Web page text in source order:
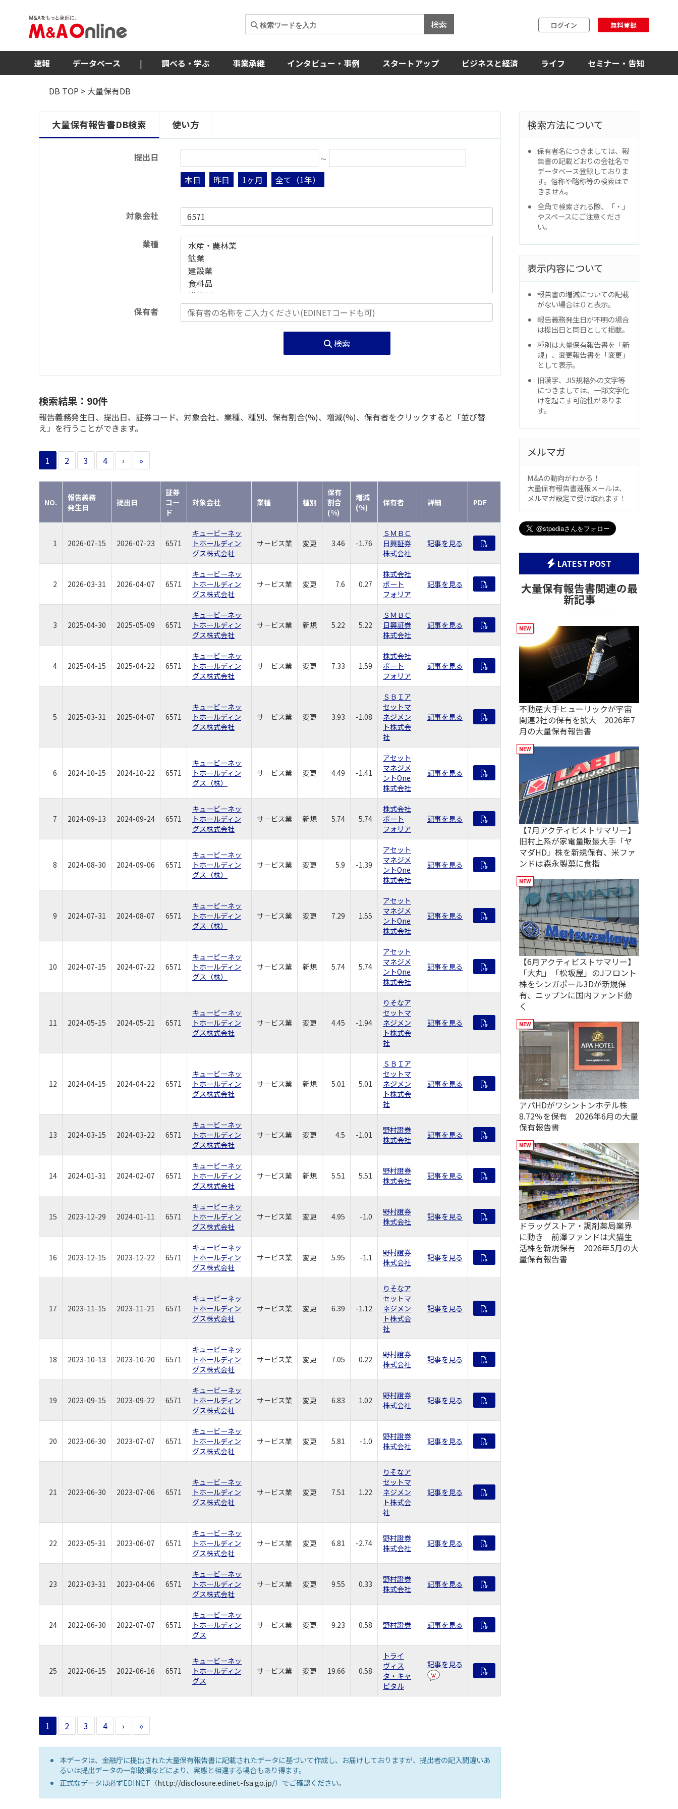
検索 ログイン 無料登録
速報 データベース | 調べる・学ぶ 事業承継 インタビュー・事例 スタートアップ ビジネスと経済 ライフ セミナー・告知
DB TOP > 大量保有DB
大量保有報告書DB検索 使い方
提出日
∼
本日
昨日 1ヶ月 全て（1年）
対象会社
業種
保有者
検索
検索結果：90件
報告義務発生日、提出日、証券コード、対象会社、業種、種別、保有割合(%)、増減(%)、保有者をクリックすると「並び替
え」を行うことができます。
1 2 3 4 › »
NO.
報告義務
発生日
提出日
証券
コー
ド
対象会社 業種 種別
保有
割合
(%)
増減
(%)
保有者 詳細 PDF
1 2026-07-15 2026-07-23 6571
キュービーネッ
トホールディン
グス株式会社
サ－ビス業 変更 3.46 -1.76
ＳＭＢＣ
日興証券
株式会社
記事を見る
2 2026-03-31 2026-04-07 6571
キュービーネッ
トホールディン
グス株式会社
サ－ビス業 変更 7.6 0.27
株式会社
ポート
フォリア
記事を見る
3 2025-04-30 2025-05-09 6571
キュービーネッ
トホールディン
グス株式会社
サ－ビス業 新規 5.22 5.22
ＳＭＢＣ
日興証券
株式会社
記事を見る
4 2025-04-15 2025-04-22 6571
キュービーネッ
トホールディン
グス株式会社
サ－ビス業 変更 7.33 1.59
株式会社
ポート
フォリア
記事を見る
5 2025-03-31 2025-04-07 6571
キュービーネッ
トホールディン
グス株式会社
サ－ビス業 変更 3.93 -1.08
ＳＢＩア
セットマ
ネジメン
ト株式会
社
記事を見る
6 2024-10-15 2024-10-22 6571
キュービーネッ
トホールディン
グス（株）
サ－ビス業 変更 4.49 -1.41
アセット
マネジメ
ントOne
株式会社
記事を見る
7 2024-09-13 2024-09-24 6571
キュービーネッ
トホールディン
グス株式会社
サ－ビス業 新規 5.74 5.74
株式会社
ポート
フォリア
記事を見る
8 2024-08-30 2024-09-06 6571
キュービーネッ
トホールディン
グス（株）
サ－ビス業 変更 5.9 -1.39
アセット
マネジメ
ントOne
株式会社
記事を見る
9 2024-07-31 2024-08-07 6571
キュービーネッ
トホールディン
グス（株）
サ－ビス業 変更 7.29 1.55
アセット
マネジメ
ントOne
株式会社
記事を見る
10 2024-07-15 2024-07-22 6571
キュービーネッ
トホールディン
グス（株）
サ－ビス業 新規 5.74 5.74
アセット
マネジメ
ントOne
株式会社
記事を見る
11 2024-05-15 2024-05-21 6571
キュービーネッ
トホールディン
グス株式会社
サ－ビス業 変更 4.45 -1.94
りそなア
セットマ
ネジメン
ト株式会
社
記事を見る
12 2024-04-15 2024-04-22 6571
キュービーネッ
トホールディン
グス株式会社
サ－ビス業 新規 5.01 5.01
ＳＢＩア
セットマ
ネジメン
ト株式会
社
記事を見る
13 2024-03-15 2024-03-22 6571
キュービーネッ
トホールディン
グス株式会社
サ－ビス業 変更 4.5 -1.01
野村證券
株式会社
記事を見る
14 2024-01-31 2024-02-07 6571
キュービーネッ
トホールディン
グス株式会社
サ－ビス業 新規 5.51 5.51
野村證券
株式会社
記事を見る
15 2023-12-29 2024-01-11 6571
キュービーネッ
トホールディン
グス株式会社
サ－ビス業 変更 4.95 -1.0
野村證券
株式会社
記事を見る
16 2023-12-15 2023-12-22 6571
キュービーネッ
トホールディン
グス株式会社
サ－ビス業 変更 5.95 -1.1
野村證券
株式会社
記事を見る
17 2023-11-15 2023-11-21 6571
キュービーネッ
トホールディン
グス株式会社
サ－ビス業 変更 6.39 -1.12
りそなア
セットマ
ネジメン
ト株式会
社
記事を見る
18 2023-10-13 2023-10-20 6571
キュービーネッ
トホールディン
グス株式会社
サ－ビス業 変更 7.05 0.22
野村證券
株式会社
記事を見る
19 2023-09-15 2023-09-22 6571
キュービーネッ
トホールディン
グス株式会社
サ－ビス業 変更 6.83 1.02
野村證券
株式会社
記事を見る
20 2023-06-30 2023-07-07 6571
キュービーネッ
トホールディン
グス株式会社
サ－ビス業 変更 5.81 -1.0
野村證券
株式会社
記事を見る
21 2023-06-30 2023-07-06 6571
キュービーネッ
トホールディン
グス株式会社
サ－ビス業 変更 7.51 1.22
りそなア
セットマ
ネジメン
ト株式会
社
記事を見る
22 2023-05-31 2023-06-07 6571
キュービーネッ
トホールディン
グス株式会社
サ－ビス業 変更 6.81 -2.74
野村證券
株式会社
記事を見る
23 2023-03-31 2023-04-06 6571
キュービーネッ
トホールディン
グス株式会社
サ－ビス業 変更 9.55 0.33
野村證券
株式会社
記事を見る
24 2022-06-30 2022-07-07 6571
キュービーネッ
トホールディン
グス
サ－ビス業 変更 9.23 0.58 野村證券 記事を見る
25 2022-06-15 2022-06-16 6571
キュービーネッ
トホールディン
グス
サ－ビス業 変更 19.66 0.58
トライ
ヴィス
タ・キャ
ピタル
記事を見る
1 2 3 4 › »
本データは、金融庁に提出された大量保有報告書に記載されたデータに基づいて作成し、お届けしておりますが、提出者の記入間違いあ
るいは提出データの一部破損などにより、実態と相違する場合もあり得ます。
正式なデータは必ずEDINET（http://disclosure.edinet-fsa.go.jp/）でご確認ください。
検索方法について
保有者名につきましては、報
告書の記載どおりの会社名で
データベース登録しておりま
す。俗称や略称等の検索はで
きません。
全角で検索される際、「・」
やスペースにご注意くださ
い。
表示内容について
報告書の増減についての記載
がない場合は０と表示。
報告義務発生日が不明の場合
は提出日と同日として掲載。
種別は大量保有報告書を「新
規」、変更報告書を「変更」
として表示。
旧漢字、JIS規格外の文字等
につきましては、一部文字化
けを起こす可能性がありま
す。
メルマガ
M&Aの動向がわかる！
大量保有報告書速報メールは、
メルマガ設定で受け取れます！
LATEST POST
大量保有報告書関連の最
新記事
不動産大手ヒューリックが宇宙
関連2社の保有を拡大 2026年7
月の大量保有報告書
【7月アクティビストサマリー】
旧村上系が家電量販最大手「ヤ
マダHD」株を新規保有、米ファ
ンドは森永製菓に食指
【6月アクティビストサマリー】
「大丸」「松坂屋」のJフロント
株をシンガポール3Dが新規保
有、ニップンに国内ファンド動
く
アパHDがワシントンホテル株
8.72％を保有 2026年6月の大量
保有報告書
ドラッグストア・調剤薬局業界
に動き 前澤ファンドは犬猫生
活株を新規保有 2026年5月の大
量保有報告書